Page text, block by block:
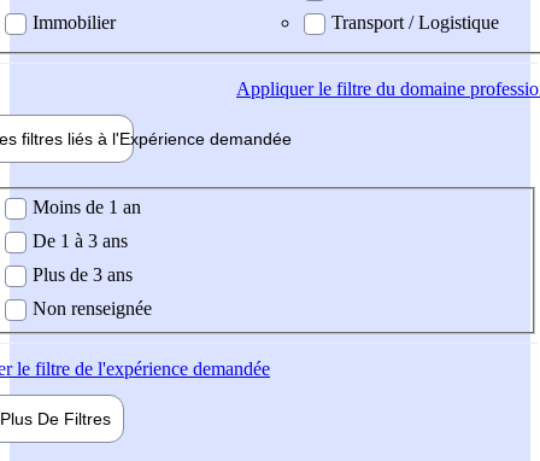
Immobilier
Transport / Logistique
Appliquerle filtre du domaine
filtres liés à l'Expérience demandée
demandée
Moins de 1 an
De 1 à 3 ans
Plus de 3 ans
Non renseignée
le filtre de l'expérience demandée
Plus De Filtres